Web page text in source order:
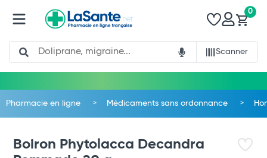
Search
Scanner
0
Pharmacie en ligne Médicaments sans ordonnance
Boiron Phytolacca Decandra